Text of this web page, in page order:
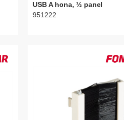
USB A hona, ½ panel
951222